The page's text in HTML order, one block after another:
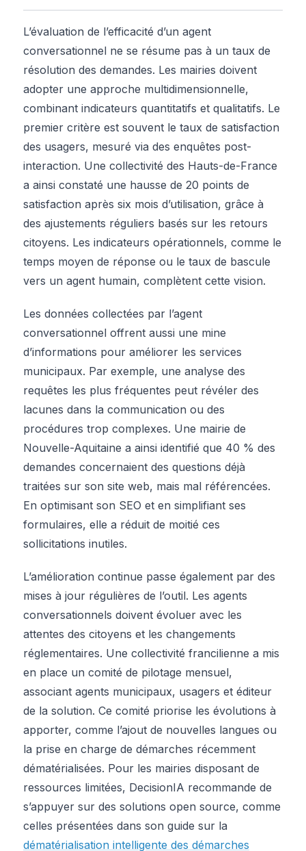
L’évaluation de l’efficacité d’un agent
conversationnel ne se résume pas à un taux de
résolution des demandes. Les mairies doivent
adopter une approche multidimensionnelle,
combinant indicateurs quantitatifs et qualitatifs. Le
premier critère est souvent le taux de satisfaction
des usagers, mesuré via des enquêtes post-
interaction. Une collectivité des Hauts-de-France
a ainsi constaté une hausse de 20 points de
satisfaction après six mois d’utilisation, grâce à
des ajustements réguliers basés sur les retours
citoyens. Les indicateurs opérationnels, comme le
temps moyen de réponse ou le taux de bascule
vers un agent humain, complètent cette vision.
Les données collectées par l’agent
conversationnel offrent aussi une mine
d’informations pour améliorer les services
municipaux. Par exemple, une analyse des
requêtes les plus fréquentes peut révéler des
lacunes dans la communication ou des
procédures trop complexes. Une mairie de
Nouvelle-Aquitaine a ainsi identifié que 40 % des
demandes concernaient des questions déjà
traitées sur son site web, mais mal référencées.
En optimisant son SEO et en simplifiant ses
formulaires, elle a réduit de moitié ces
sollicitations inutiles.
L’amélioration continue passe également par des
mises à jour régulières de l’outil. Les agents
conversationnels doivent évoluer avec les
attentes des citoyens et les changements
réglementaires. Une collectivité francilienne a mis
en place un comité de pilotage mensuel,
associant agents municipaux, usagers et éditeur
de la solution. Ce comité priorise les évolutions à
apporter, comme l’ajout de nouvelles langues ou
la prise en charge de démarches récemment
dématérialisées. Pour les mairies disposant de
ressources limitées, DecisionIA recommande de
s’appuyer sur des solutions open source, comme
celles présentées dans son guide sur la
dématérialisation intelligente des démarches